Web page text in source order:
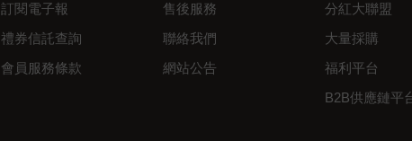
訂閱電子報
禮券信託查詢
會員服務條款
售後服務
聯絡我們
網站公告
分紅大聯盟
大量採購
福利平台
B2B供應鏈平